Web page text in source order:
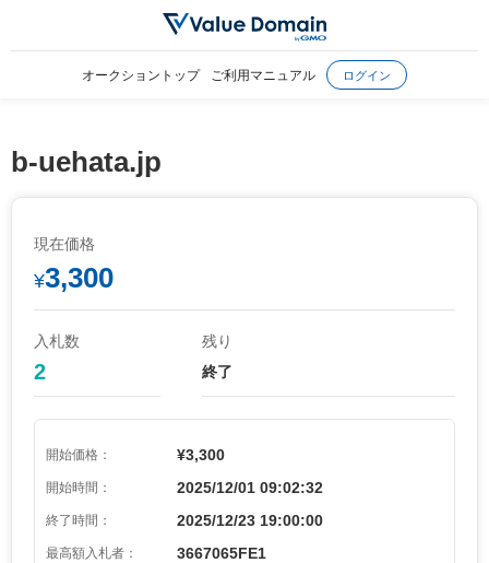
オークショントップ ご利用マニュアル ログイン
b-uehata.jp
現在価格
¥3,300
入札数
2
残り
終了
開始価格： ¥3,300
開始時間： 2025/12/01 09:02:32
終了時間： 2025/12/23 19:00:00
最高額入札者： 3667065FE1